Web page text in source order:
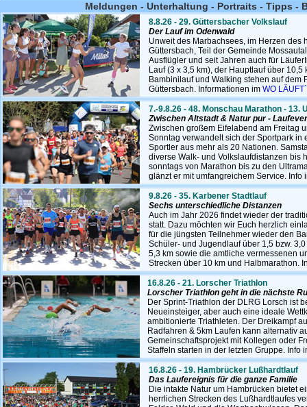
Meldungen - Unterhaltung - Portraits - Tipps -
8.8.26 - 29. Güttersbacher Volkslauf
Der Lauf im Odenwald
Unweit des Marbachsees, im Herzen des
Güttersbach, Teil der Gemeinde
Ausflügler und seit Jahren auch für
Lauf (3 x 3,5 km), der Hauptlauf über 10,5
Bambinilauf und Walking stehen auf dem
Güttersbach. Informationen im WO
7.-9.8.26 - 48. Monschau Marathon - 13.
Zwischen Altstadt & Natur pur -
Zwischen großem Eifelabend am Freitag
Sonntag verwandelt sich der Sportpark in
Sportler aus mehr als 20 Nationen.
diverse Walk- und Volkslaufdistanzen bis
sonntags von Marathon bis zu den
glänzt er mit umfangreichem Service. Info
9.8.26 - 35. Karbener Stadtlauf
Sechs unterschiedliche Distanzen
Auch im Jahr 2026 findet wieder der
statt. Dazu möchten wir Euch herzlich
für die jüngsten Teilnehmer wieder den
Schüler- und Jugendlauf über 1,5 bzw.
5,3 km sowie die amtliche vermessenen
Strecken über 10 km und Halbmarathon.
16.8.26 - 21. Lorscher Triathlon
Lorscher Triathlon geht in die nächste
Der Sprint-Triathlon der DLRG Lorsch ist
Neueinsteiger, aber auch eine ideale
ambitionierte Triathleten. Der Dreikampf
Radfahren & 5km Laufen kann alternativ
Gemeinschaftsprojekt mit Kollegen oder
Staffeln starten in der letzten Gruppe. Info
16.8.26 - 19. Hambrücker Lußhardtlauf
Das Laufereignis für die ganze Familie
Die intakte Natur um Hambrücken bietet
herrlichen Strecken des Lußhardtlaufes